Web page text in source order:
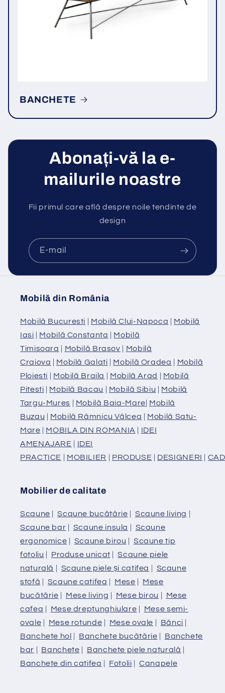
BANCHETE
Abonați-vă la e-
mailurile noastre
Fii primul care află despre noile tendinte de
design
E-mail
Mobilă din România
Mobilă Bucuresti | Mobilă Cluj-Napoca | Mobilă
Iasi | Mobilă Constanta | Mobilă
Timisoara | Mobilă Brasov | Mobilă
Craiova | Mobilă Galati | Mobilă Oradea | Mobilă
Ploiesti | Mobilă Braila | Mobilă Arad | Mobilă
Pitesti | Mobilă Bacau | Mobilă Sibiu | Mobilă
Targu-Mures | Mobilă Baia-Mare| Mobilă
Buzau | Mobilă Râmnicu Vâlcea | Mobilă Satu-
Mare | MOBILA DIN ROMANIA | IDEI
AMENAJARE | IDEI
PRACTICE | MOBILIER | PRODUSE | DESIGNERI |
Mobilier de calitate
Scaune |Scaune bucătărie | Scaune living |
Scaune bar | Scaune insula | Scaune
ergonomice | Scaune birou | Scaune tip
fotoliu | Produse unicat |Scaune piele
naturală | Scaune piele și catifea | Scaune
stofă | Scaune catifea | Mese | Mese
bucătărie | Mese living | Mese birou | Mese
cafea | Mese dreptunghiulare | Mese semi-
ovale | Mese rotunde | Mese ovale | Bănci |
Banchete hol | Banchete bucătărie | Banchete
bar | Banchete | Banchete piele naturală |
Banchete din catifea | Fotolii |Canapele